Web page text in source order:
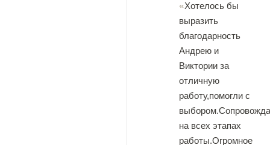
Хотелось бы
выразить
благодарность
Андрею и
Виктории за
отличную
работу,помогли с
на всех этапах
работы.Огромное